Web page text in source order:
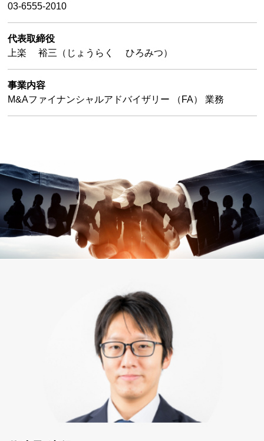
03-6555-2010
代表取締役
上楽 裕三（じょうらく ひろみつ）
事業内容
M&Aファイナンシャルアドバイザリー （FA） 業務